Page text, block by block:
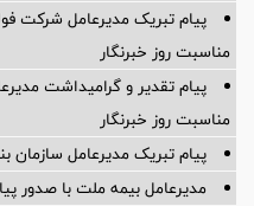
پیام تبریک مدیرعامل شرکت
مناسبت روز خبرنگار
پیام تقدیر و گرامیداشت
مناسبت روز خبرنگار
پیام تبریک مدیرعامل سازمان
مدیرعامل بیمه ملت با صدور